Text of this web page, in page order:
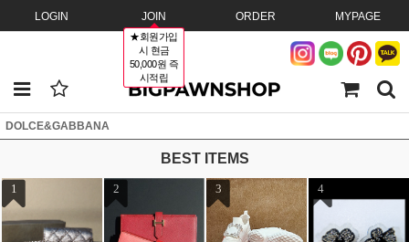
LOGIN JOIN
★회원가입
시 현금
50,000원 즉
시적립
ORDER MYPAGE
DOLCE&GABBANA
BEST ITEMS
1 2 3 4